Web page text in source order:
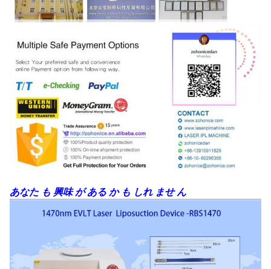
あなた も 興味 が ある か も しれ ませ ん